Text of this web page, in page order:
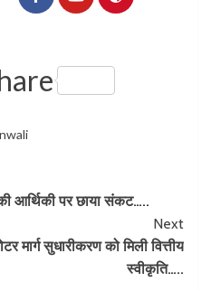
आर्थिकी पर छाया संकट…..
Next
मार्ग सुधारीकरण को मिली वित्तीय
स्वीकृति…..